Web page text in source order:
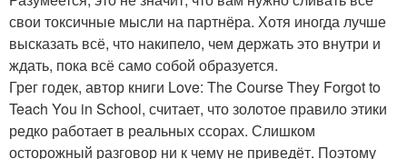
свои токсичные мысли на партнёра. Хотя иногда лучше
высказать всё, что накипело, чем держать это внутри и
ждать, пока всё само собой образуется.
Грег годек, автор книги Love: The Course They Forgot to
Teach You in School, считает, что золотое правило этики
редко работает в реальных ссорах. Слишком
осторожный разговор ни к чему не приведёт. Поэтому